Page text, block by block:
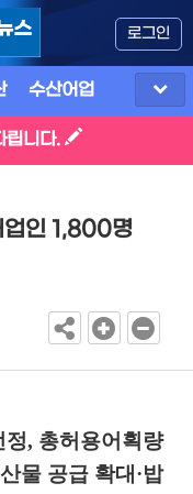
로그인
수산어업
립니다.
업인 1,800명
정, 총허용어획량
물 공급 확대 ·밥